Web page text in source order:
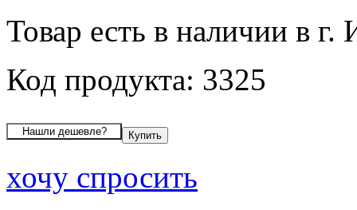
Товар есть в наличии в г.
Код продукта: 3325
хочу спросить